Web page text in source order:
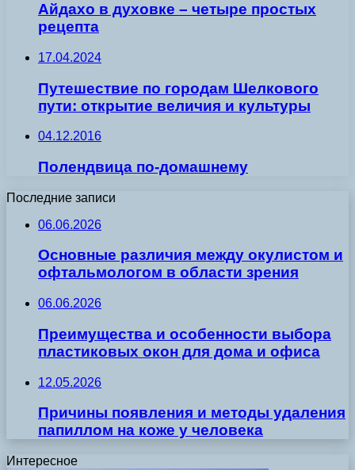
Айдахо в духовке – четыре простых
рецепта
17.04.2024
Путешествие по городам Шелкового
пути: открытие величия и культуры
04.12.2016
Полендвица по-домашнему
Последние записи
06.06.2026
Основные различия между окулистом и
офтальмологом в области зрения
06.06.2026
Преимущества и особенности выбора
пластиковых окон для дома и офиса
12.05.2026
Причины появления и методы удаления
папиллом на коже у человека
Интересное